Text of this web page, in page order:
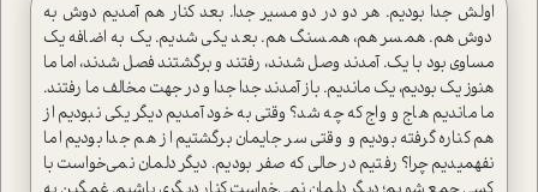
اولش جدا بودیم. هر دو در دو مسیر جدا. بعد کنار هم آمدیم دوش به
دوش هم. همسر هم‌، همسنگ هم. بعد یکی شدیم. یک به اضافه یک
مساوی بود با یک. آمدند وصل شدند، رفتند و برگشتند فصل شدند، اما ما
هنوز یک بودیم، یک ماندیم. باز آمدند جدا جدا و در جهت مخالف ما رفتند.
ما ماندیم هاج و واج که چه شد؟ وقتی به خود آمدیم دیگر یکی نبودیم از
هم کناره گرفته بودیم و وقتی سر جایمان برگشتیم از هم جدا بودیم اما
نفهمیدیم چرا؟ رفتیم در حالی که صفر بودیم. دیگر دلمان نمی‌خواست با